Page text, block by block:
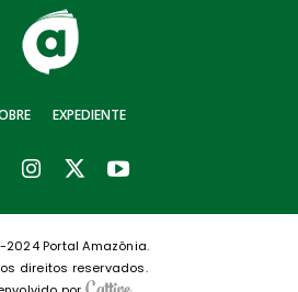
EXPEDIENTE
2024 Portal Amazônia.
direitos reservados.